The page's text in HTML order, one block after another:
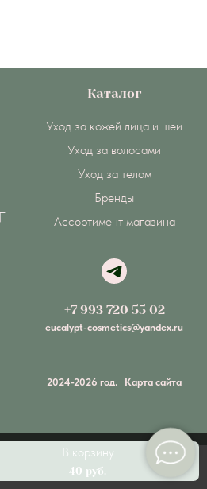
В корзину
40 руб.
Каталог
Уход за кожей лица и шеи
Уход за волосами
Уход за телом
Бренды
Ассортимент магазина
+7 993 720 55 02
eucalypt-cosmetics@yandex.ru
2024-2026 год. Карта сайта
Bazium